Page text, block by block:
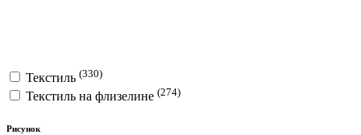
Текстиль (330)
Текстиль на флизелине (274)
Рисунок